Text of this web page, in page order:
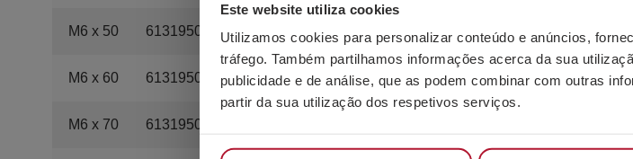
Este website utiliza cookies
Utilizamos cookies para personalizar conteúdo e anúncios,
tráfego. Também partilhamos informações acerca da sua
publicidade e de análise, que as podem combinar com outras
partir da sua utilização dos respetivos serviços.
M6 x 50 613195006X050 200 800 11.2
M6 x 60 613195006X060 100 2.07 800 16.56
M6 x 70 613195006X070